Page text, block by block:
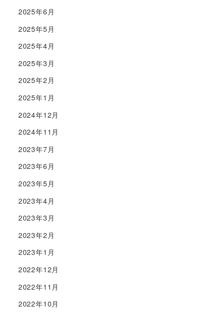
2025年6月
2025年5月
2025年4月
2025年3月
2025年2月
2025年1月
2024年12月
2024年11月
2023年7月
2023年6月
2023年5月
2023年4月
2023年3月
2023年2月
2023年1月
2022年12月
2022年11月
2022年10月